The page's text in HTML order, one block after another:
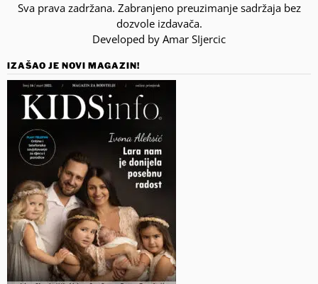
Sva prava zadržana. Zabranjeno preuzimanje sadržaja bez
dozvole izdavača.
Developed by Amar SIjercic
IZAŠAO JE NOVI MAGAZIN!